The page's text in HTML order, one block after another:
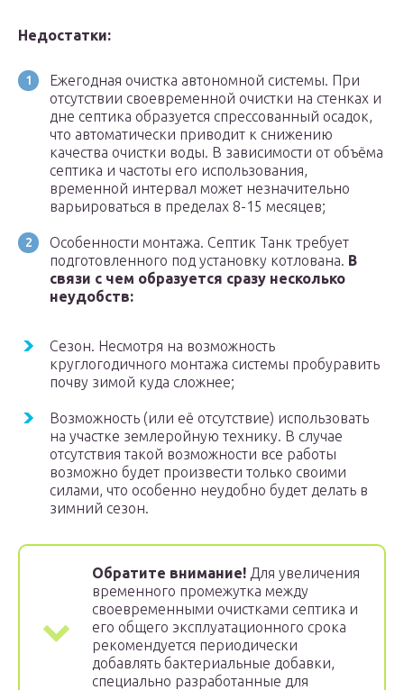
Недостатки:
Ежегодная очистка автономной системы. При
отсутствии своевременной очистки на стенках и
дне септика образуется спрессованный осадок,
что автоматически приводит к снижению
качества очистки воды. В зависимости от объёма
септика и частоты его использования,
временной интервал может незначительно
варьироваться в пределах 8-15 месяцев;
Особенности монтажа. Септик Танк требует
подготовленного под установку котлована. В
связи с чем образуется сразу несколько
неудобств:
Сезон. Несмотря на возможность
круглогодичного монтажа системы пробуравить
почву зимой куда сложнее;
Возможность (или её отсутствие) использовать
на участке землеройную технику. В случае
отсутствия такой возможности все работы
возможно будет произвести только своими
силами, что особенно неудобно будет делать в
зимний сезон.
Обратите внимание! Для увеличения
временного промежутка между
своевременными очистками септика и
его общего эксплуатационного срока
рекомендуется периодически
добавлять бактериальные добавки,
специально разработанные для